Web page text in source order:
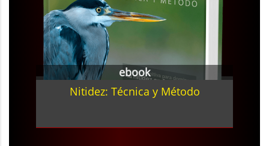
ebook
Nitidez: Técnica y Método